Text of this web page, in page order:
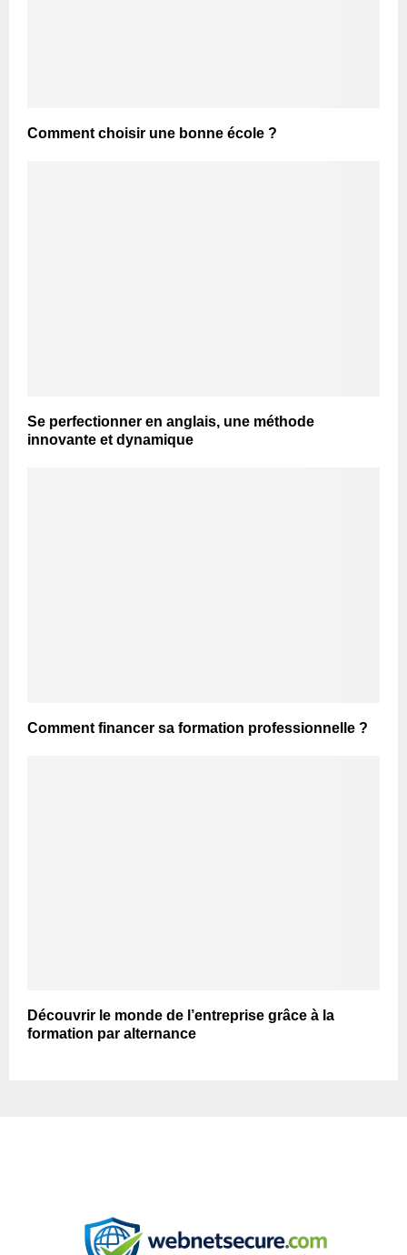
Comment choisir une bonne école ?
Se perfectionner en anglais, une méthode
innovante et dynamique
Comment financer sa formation professionnelle ?
Découvrir le monde de l’entreprise grâce à la
formation par alternance